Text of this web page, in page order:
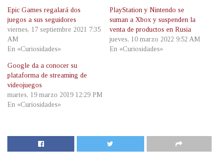
Epic Games regalará dos
juegos a sus seguidores
viernes, 17 septiembre 2021 7:35
AM
En «Curiosidades»
PlayStation y Nintendo se
suman a Xbox y suspenden la
venta de productos en Rusia
jueves, 10 marzo 2022 9:52 AM
En «Curiosidades»
Google da a conocer su
plataforma de streaming de
videojuegos
martes, 19 marzo 2019 12:29 PM
En «Curiosidades»